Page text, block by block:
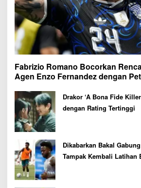
Fabrizio Romano Bocorkan
Agen Enzo Fernandez dengan
Drakor ‘A Bona Fide
dengan Rating Tertinggi
Dikabarkan Bakal
Tampak Kembali Latihan